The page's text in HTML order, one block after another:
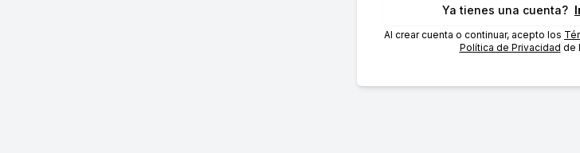
Ya tienes una cuenta?
Al crear cuenta o continuar, acepto los
Política de Privacidad de